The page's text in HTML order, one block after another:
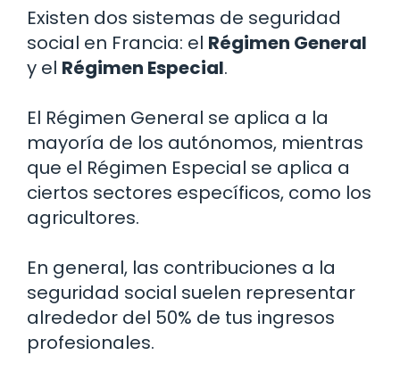
Existen dos sistemas de seguridad
social en Francia: el Régimen General
y el Régimen Especial.
El Régimen General se aplica a la
mayoría de los autónomos, mientras
que el Régimen Especial se aplica a
ciertos sectores específicos, como los
agricultores.
En general, las contribuciones a la
seguridad social suelen representar
alrededor del 50% de tus ingresos
profesionales.